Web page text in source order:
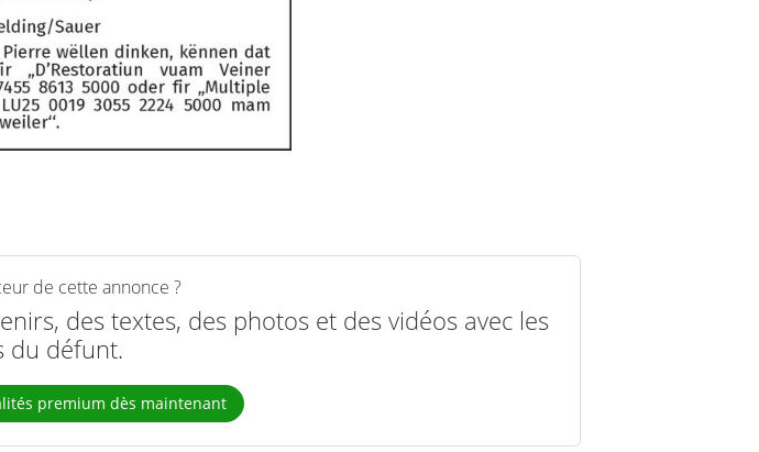
de cette annonce ?
des textes, des photos et des vidéos avec les
du défunt.
premium dès maintenant